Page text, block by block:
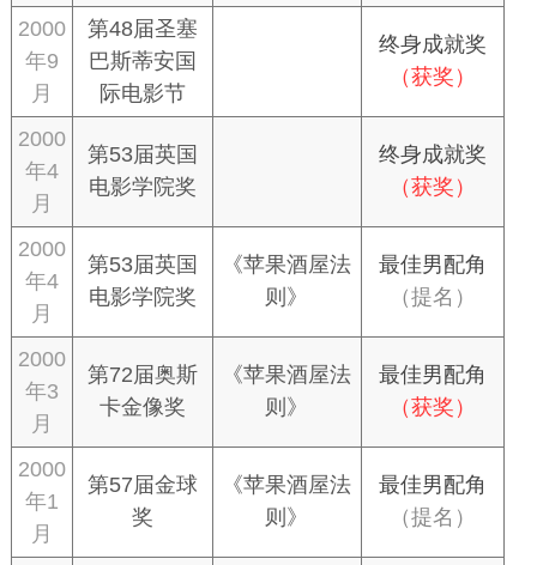
2000
年9
月
第48届圣塞
巴斯蒂安国
际电影节
终身成就奖
（获奖）
2000
年4
月
第53届英国
电影学院奖
终身成就奖
（获奖）
2000
年4
月
第53届英国
电影学院奖
《苹果酒屋法
则》
最佳男配角
（提名）
2000
年3
月
第72届奥斯
卡金像奖
《苹果酒屋法
则》
最佳男配角
（获奖）
2000
年1
月
第57届金球
奖
《苹果酒屋法
则》
最佳男配角
（提名）